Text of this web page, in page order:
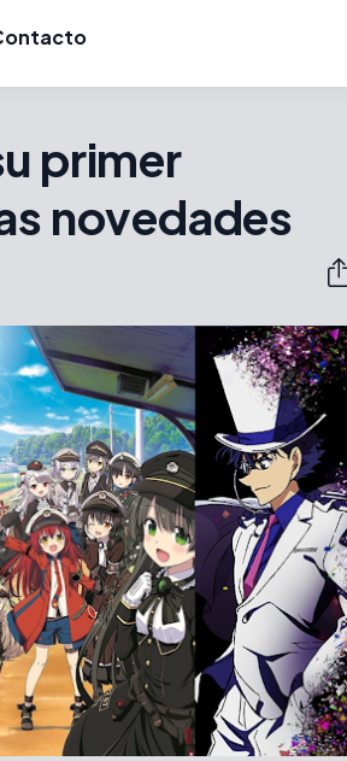
primer
novedades